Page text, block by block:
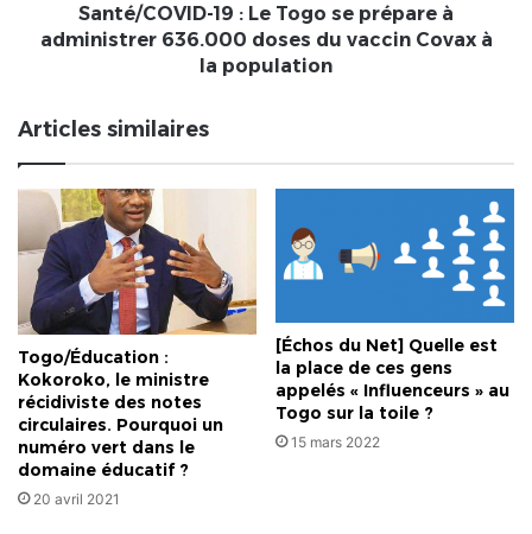
doses
à
la
Santé/COVID-19 : Le Togo se prépare à
administrer 636.000 doses du vaccin Covax à
la population
Articles similaires
Togo/Éducation :
Kokoroko, le ministre
récidiviste des notes
circulaires. Pourquoi un
numéro vert dans le
domaine éducatif ?
20 avril 2021
[Échos du Net] Quelle est
la place de ces gens
appelés « Influenceurs » au
Togo sur la toile ?
15 mars 2022